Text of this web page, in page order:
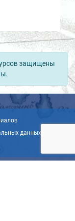
защищены
данных